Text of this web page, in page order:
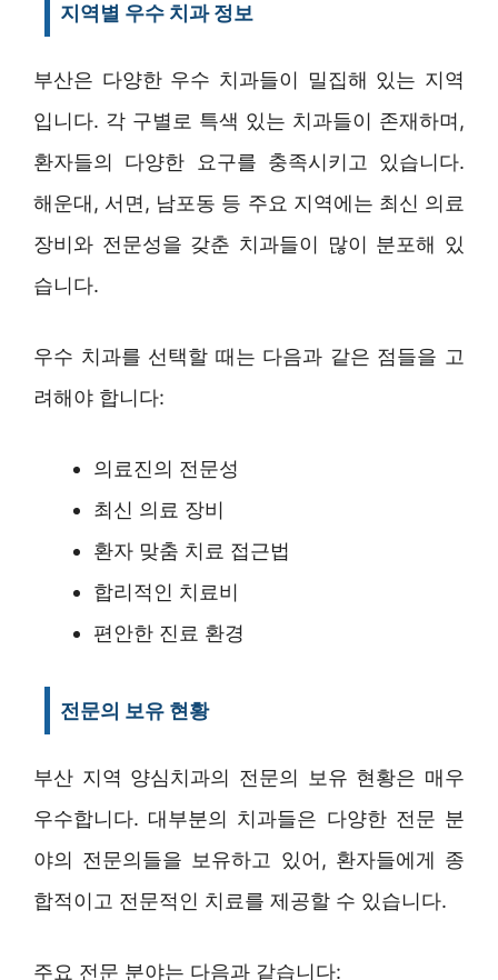
지역별 우수 치과 정보
부산은 다양한 우수 치과들이 밀집해 있는 지역
입니다. 각 구별로 특색 있는 치과들이 존재하며,
환자들의 다양한 요구를 충족시키고 있습니다.
해운대, 서면, 남포동 등 주요 지역에는 최신 의료
장비와 전문성을 갖춘 치과들이 많이 분포해 있
습니다.
우수 치과를 선택할 때는 다음과 같은 점들을 고
려해야 합니다:
의료진의 전문성
최신 의료 장비
환자 맞춤 치료 접근법
합리적인 치료비
편안한 진료 환경
전문의 보유 현황
부산 지역 양심치과의 전문의 보유 현황은 매우
우수합니다. 대부분의 치과들은 다양한 전문 분
야의 전문의들을 보유하고 있어, 환자들에게 종
합적이고 전문적인 치료를 제공할 수 있습니다.
주요 전문 분야는 다음과 같습니다: